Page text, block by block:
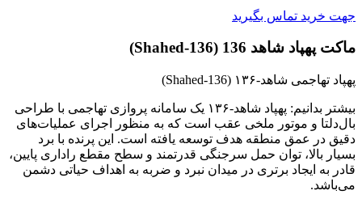
جهت خرید تماس بگیرید
ماکت پهپاد شاهد 136 (Shahed‑136)
پهپاد تهاجمی شاهد‑۱۳۶ (Shahed‑136)
بیشتر بدانیم: پهپاد شاهد‑۱۳۶ یک سامانه پروازی تهاجمی با طراحی
بال‌دلتا و موتور ملخی عقب است که به منظور اجرای عملیات‌های
دقیق در عمق منطقه هدف توسعه یافته است. این پرنده با برد
بسیار بالا، توان حمل سرجنگی قدرتمند و سطح مقطع راداری پایین،
قادر به ایجاد برتری در میدان نبرد و ضربه به اهداف حیاتی دشمن
می‌باشد.